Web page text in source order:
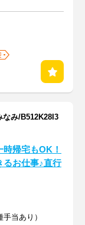
み/B512K28I3
時帰宅もOK！
るお仕事♪直行
当あり）